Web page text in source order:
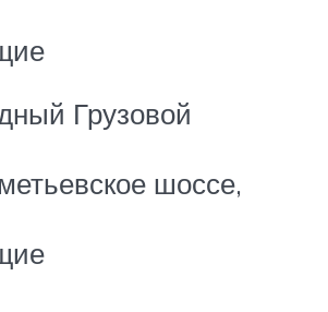
Грузовой
шоссе,